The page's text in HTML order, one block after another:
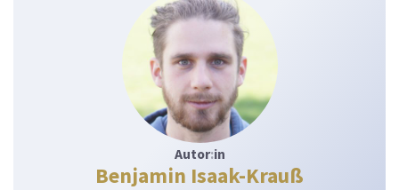
Autor:in
Benjamin Isaak-Krauß